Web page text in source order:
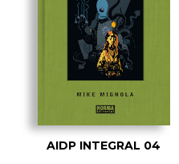
AIDP INTEGRAL 04